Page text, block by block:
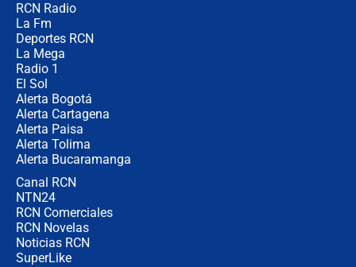
RCN Radio
La Fm
Deportes RCN
La Mega
Radio 1
El Sol
Alerta Bogotá
Alerta Cartagena
Alerta Paisa
Alerta Tolima
Alerta Bucaramanga
Canal RCN
NTN24
RCN Comerciales
RCN Novelas
Noticias RCN
SuperLike